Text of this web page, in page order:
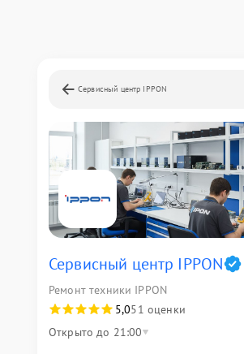
Сервисный центр IPPON
Сервисный центр IPPON
Ремонт техники IPPON
5,051 оценки
Открыто до 21:00